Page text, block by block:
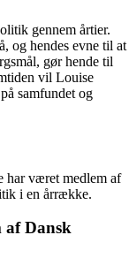
gennem årtier.
og hendes evne til at
gør hende til
vil Louise
samfundet og
har været medlem af
i en årrække.
af Dansk